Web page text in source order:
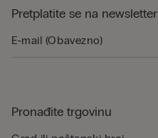
Pretplatite se na newsletter
Pronađite trgovinu